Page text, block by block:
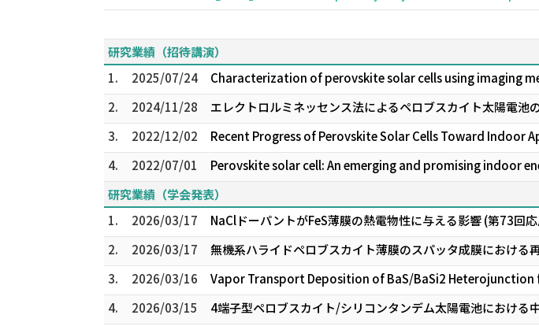
研究業績（招待講演）
1.
2025/07/24
Characterization of perovskite solar cells using imaging
2.
2024/11/28
エレクトロルミネッセンス法によるペロブスカイト太陽電池
3.
2022/12/02
Recent Progress of Perovskite Solar Cells Toward Indoor
4.
2022/07/01
Perovskite solar cell: An emerging and promising indoor
研究業績（学会発表）
1.
2026/03/17
NaClドーパントがFeS薄膜の熱電物性に与える影響 (第73回
2.
2026/03/17
無機系ハライドペロブスカイト薄膜のスパッタ成膜における
3.
2026/03/16
Vapor Transport Deposition of BaS/BaSi2 Heterojunction
4.
2026/03/15 4端子型ペロブスカイト/シリコンタンデム太陽電池におけ